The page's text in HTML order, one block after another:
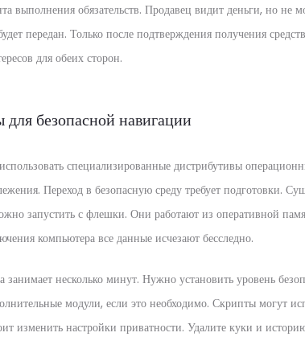
выполнения обязательств. Продавец видит деньги, но не
передан. Только после подтверждения получения
для обеих сторон.
безопасной навигации
специализированные дистрибутивы
Переход в безопасную среду требует подготовки.
запустить с флешки. Они работают из оперативной
компьютера все данные исчезают бесследно.
занимает несколько минут. Нужно установить уровень
модули, если это необходимо. Скрипты могут
изменить настройки приватности. Удалите куки и